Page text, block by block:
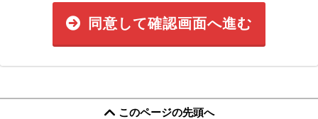
同意して確認画面へ進む
このページの先頭へ